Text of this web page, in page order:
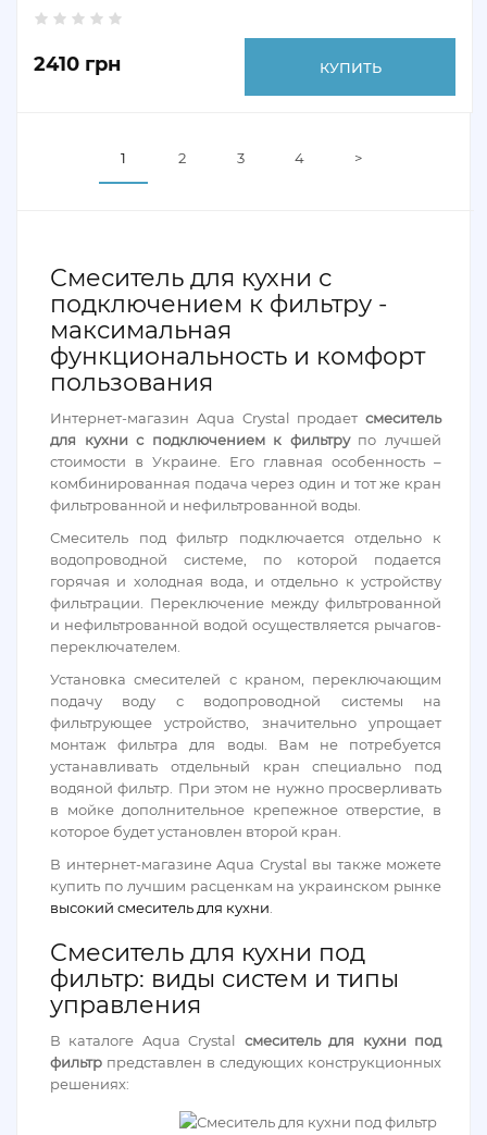
2410 грн КУПИТЬ
1 2 3 4 >
Смеситель для кухни с
подключением к фильтру -
максимальная
функциональность и комфорт
пользования
Интернет-магазин Aqua Crystal продает смеситель
для кухни с подключением к фильтрупо лучшей
стоимости в Украине. Его главная особенность –
комбинированная подача через один и тот же кран
фильтрованной и нефильтрованной воды.
Смеситель под фильтр подключается отдельно к
водопроводной системе, по которой подается
горячая и холодная вода, и отдельно к устройству
фильтрации. Переключение между фильтрованной
и нефильтрованной водой осуществляется рычагов-
переключателем.
Установка смесителей с краном, переключающим
подачу воду с водопроводной системы на
фильтрующее устройство, значительно упрощает
монтаж фильтра для воды. Вам не потребуется
устанавливать отдельный кран специально под
водяной фильтр. При этом не нужно просверливать
в мойке дополнительное крепежное отверстие, в
которое будет установлен второй кран.
В интернет-магазине Aqua Crystal вы также можете
купить по лучшим расценкам на украинском рынке
высокий смеситель для кухни
Смеситель для кухни под
фильтр: виды систем и типы
управления
В каталоге Aqua Crystal смеситель для кухни под
фильтр представлен в следующих конструкционных
решениях: